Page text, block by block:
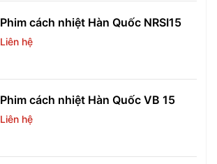
Phim cách nhiệt Hàn Quốc NRSI15
Liên hệ
Phim cách nhiệt Hàn Quốc VB 15
Liên hệ